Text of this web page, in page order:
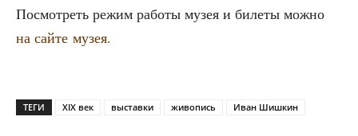
Посмот­реть режим рабо­ты музея и биле­ты мож­но
на сай­те музея.
ТЕГИ XIX век выставки живопись Иван Шишкин